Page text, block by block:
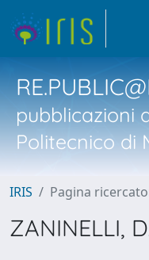
pubblicazioni
Politecnico di
IRIS Pagina
ZANINELLI,